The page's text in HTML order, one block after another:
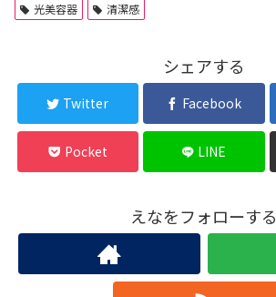
光美容器
清潔感
シェアする
Twitter Facebook
Pocket LINE
えなをフォローする